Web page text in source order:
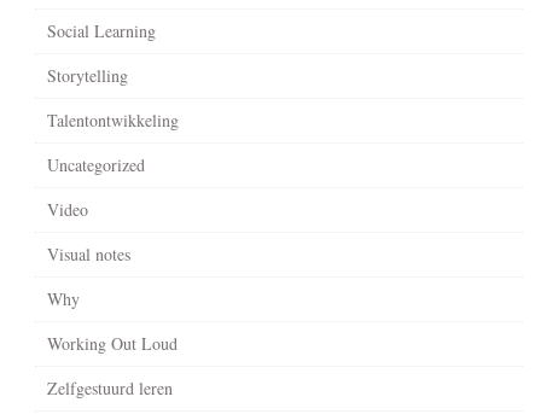
Social Learning
Storytelling
Talentontwikkeling
Uncategorized
Video
Visual notes
Why
Working Out Loud
Zelfgestuurd leren